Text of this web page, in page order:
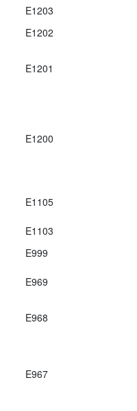
E1203
E1202
E1201
E1200
E1105
E1103
E999
E969
E968
E967